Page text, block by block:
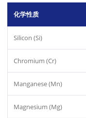
化学性质
Silicon (Si)
Chromium (Cr)
Manganese (Mn)
Magnesium (Mg)